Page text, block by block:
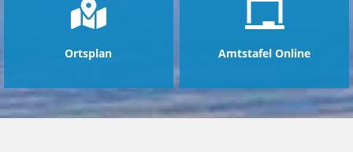
Ortsplan Amtstafel Online